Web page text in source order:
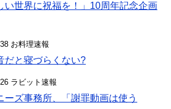
い世界に祝福を！」10周年記念企画
お料理速報
だと寝づらくない?
ラビット速報
ーズ事務所、「謝罪動画は使う